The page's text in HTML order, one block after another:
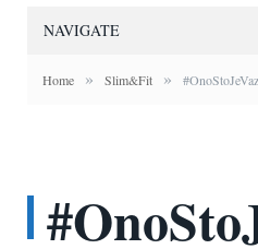
NAVIGATE
Home » Slim&Fit »